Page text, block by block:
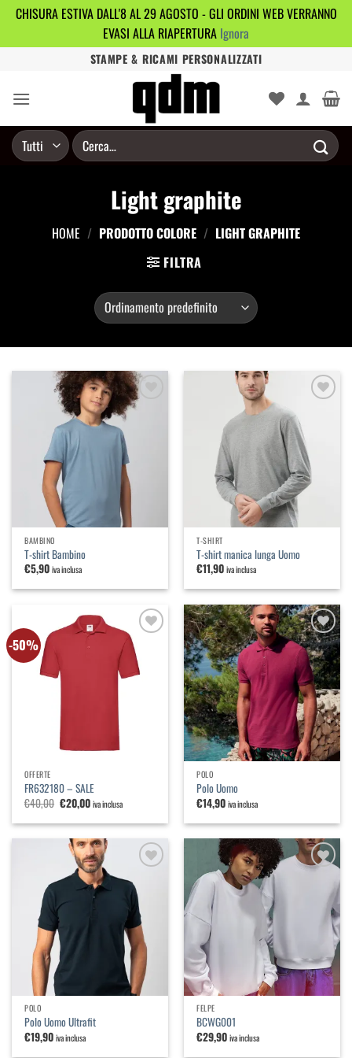
CHISURA ESTIVA DALL'8 AL 29 AGOSTO - GLI ORDINI WEB VERRANNO
EVASI ALLA RIAPERTURA Ignora
contenuti
STAMPE & RICAMI PERSONALIZZATI
Cerca:
Light graphite
HOME / PRODOTTO COLORE / LIGHT GRAPHITE
FILTRA
Aggiungi
BAMBINO
T-shirt Bambino
€5,90iva inclusa
desideri
T-SHIRT
T-shirt manica lunga Uomo
€11,90iva inclusa
-50%
Aggiungi
lista dei
desideri
OFFERTE
FR632180 – SALE
€40,00 Il
prezzo
originale
€40,00.
€20,00Il
prezzo
attuale
€20,00.
iva inclusa
Aggiungi
alla
lista dei
desideri
POLO
Polo Uomo
€14,90iva inclusa
lista dei
desideri
POLO
Polo Uomo Ultrafit
€19,90iva inclusa
lista dei
desideri
FELPE
BCWG001
€29,90iva inclusa